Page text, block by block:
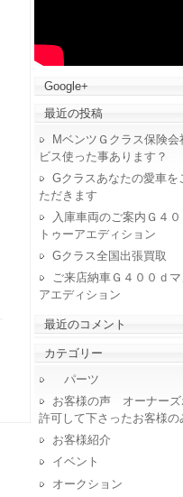
Google+
最近の投稿
MベンツＧクラス保険会
ビス使った事あります？
Gクラスあなたの愛車を
ただきます
入庫車両のご案内Ｇ４
トゥーアエディション
Gクラス全国出張買取
ご来店納車Ｇ４００ｄ
アエディション
最近のコメント
カテゴリー
パーツ
お客様の声 オーナー
許可して下さったお客様の
お客様紹介
イベント
オークション